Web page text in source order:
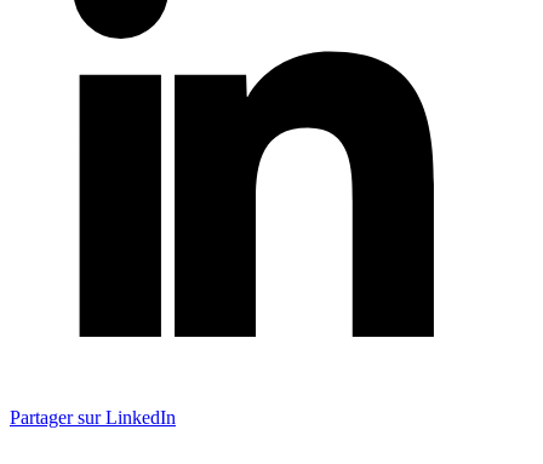
Partager sur LinkedIn